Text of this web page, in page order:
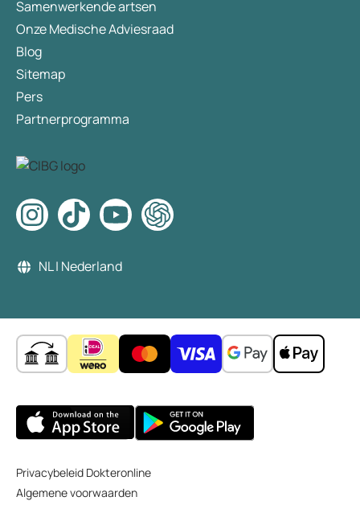
Samenwerkende artsen
Onze Medische Adviesraad
Blog
Sitemap
Pers
Partnerprogramma
NL | Nederland
Privacybeleid Dokteronline
Algemene voorwaarden